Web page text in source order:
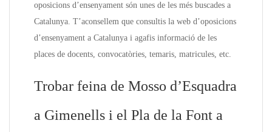
oposicions d’ensenyament són unes de les més buscades a
Catalunya. T’aconsellem que consultis la web d’oposicions
d’ensenyament a Catalunya i agafis informació de les
places de docents, convocatòries, temaris, matricules, etc.
Trobar feina de Mosso d’Esquadra
a Gimenells i el Pla de la Font a